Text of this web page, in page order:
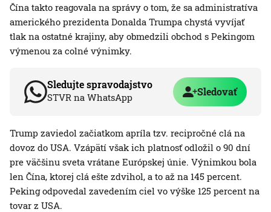
Čína takto reagovala na správy o tom, že sa administratíva
amerického prezidenta Donalda Trumpa chystá vyvíjať
tlak na ostatné krajiny, aby obmedzili obchod s Pekingom
výmenou za colné výnimky.
Sledujte spravodajstvo
STVR na WhatsApp Sledovať
Trump zaviedol začiatkom apríla tzv. recipročné clá na
dovoz do USA. Vzápätí však ich platnosť odložil o 90 dní
pre väčšinu sveta vrátane Európskej únie. Výnimkou bola
len Čína, ktorej clá ešte zdvihol, a to až na 145 percent.
Peking odpovedal zavedením ciel vo výške 125 percent na
tovar z USA.